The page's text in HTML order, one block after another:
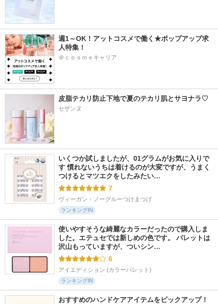
週1～OK！アットコスメで働く★ポップアップ求
人特集！
＠ｃｏｓｍｅキャリア
皮脂テカリ防止下地で夏のテカリ肌とサヨナラ♡
セザンヌ
いくつか試しましたが、01グラムがお気に入りで
す 慣れないうちは着けるのが大変ですが、うまく
つけるとマツエクをしたみたい…
7
ヴィーガン・ノーグルーつけまつげ
ランキングIN
使いやすそうな綺麗なカラーだったので購入しま
した。エテュセでは新しめの色です。 パレットは
沢山もっていますが、ついシン…
6
アイエディション (カラーパレット)
ランキングIN
おすすめのハンドケアアイテムをピックアップ！